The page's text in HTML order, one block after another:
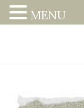
MENU